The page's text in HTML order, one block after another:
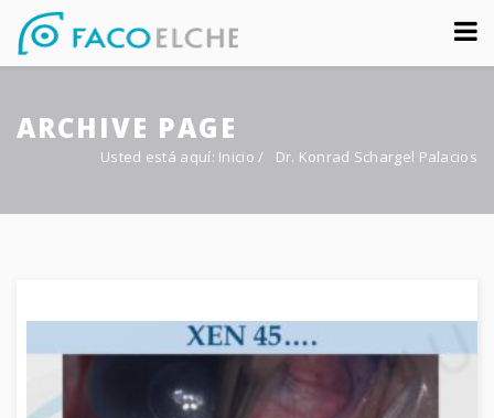
Sobre nosotros
Congreso
Contacto
ARCHIVE PAGE
Usted está aquí: Inicio / Dr. Konrad Schargel Palacios